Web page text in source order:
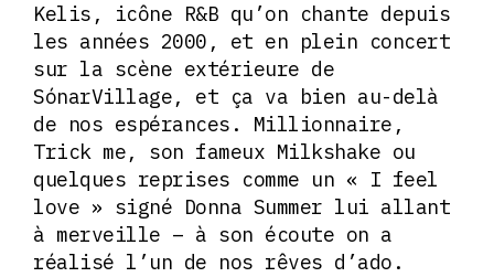
Kelis, icône R&B qu’on chante depuis
les années 2000, et en plein concert
sur la scène extérieure de
SónarVillage, et ça va bien au-delà
de nos espérances. Millionnaire,
Trick me, son fameux Milkshake ou
quelques reprises comme un « I feel
love » signé Donna Summer lui allant
à merveille – à son écoute on a
réalisé l’un de nos rêves d’ado.